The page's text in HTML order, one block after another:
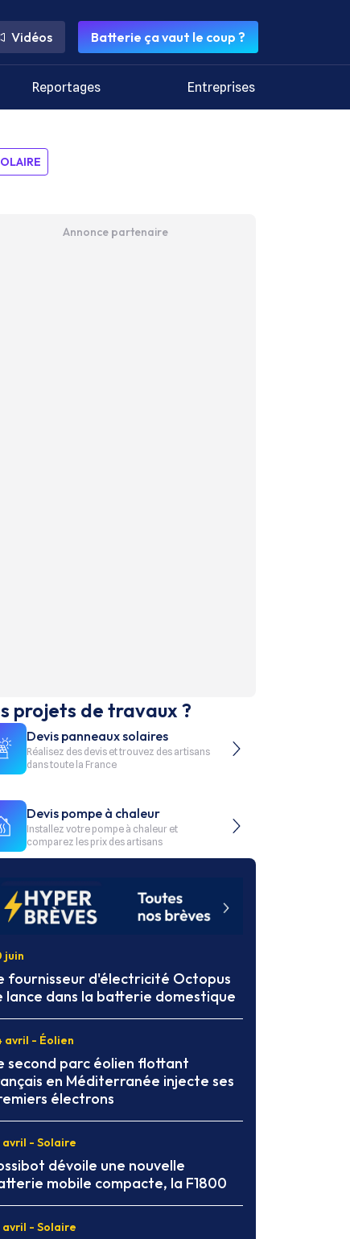
Vidéos Batterie ça vaut le coup ?
Reportages Entreprises
Annonce partenaire
projets de travaux ?
Devis panneaux solaires
Réalisez des devis et trouvez des artisans
dans toute la France
Devis pompe à chaleur
Installez votre pompe à chaleur et
comparez les prix des artisans
juin
fournisseur d'électricité Octopus
lance dans la batterie domestique
avril - Éolien
second parc éolien flottant
en Méditerranée injecte ses
électrons
avril - Solaire
dévoile une nouvelle
mobile compacte, la F1800
avril - Solaire